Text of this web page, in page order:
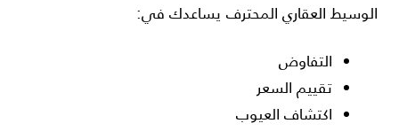
الوسيط العقاري المحترف يساعدك في:
التفاوض
تقييم السعر
اكتشاف العيوب